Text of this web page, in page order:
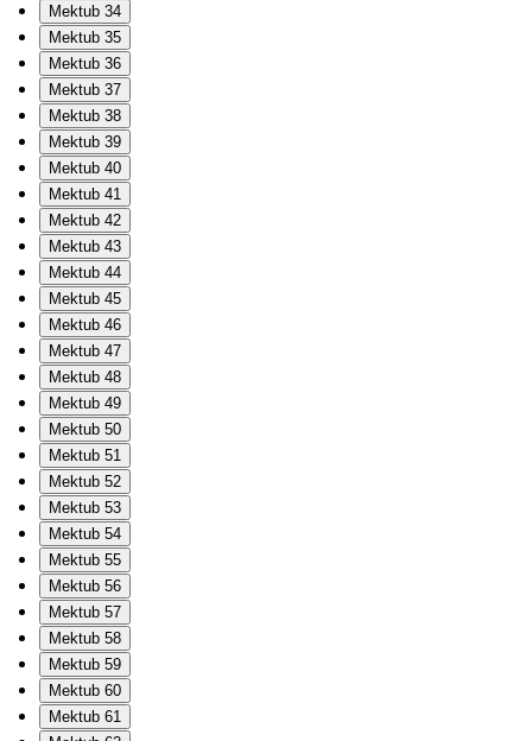
Mektub 34
Mektub 35
Mektub 36
Mektub 37
Mektub 38
Mektub 39
Mektub 40
Mektub 41
Mektub 42
Mektub 43
Mektub 44
Mektub 45
Mektub 46
Mektub 47
Mektub 48
Mektub 49
Mektub 50
Mektub 51
Mektub 52
Mektub 53
Mektub 54
Mektub 55
Mektub 56
Mektub 57
Mektub 58
Mektub 59
Mektub 60
Mektub 61